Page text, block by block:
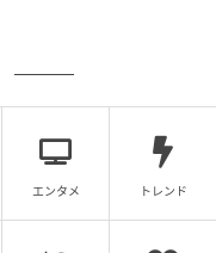
エンタメ トレンド